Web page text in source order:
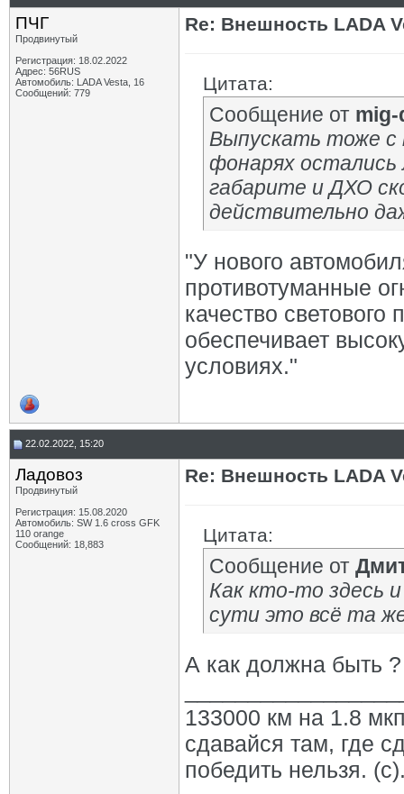
ПЧГ
Продвинутый
Регистрация: 18.02.2022
Адрес: 56RUS
Автомобиль: LADA Vesta, 16
Сообщений: 779
Re: Внешность LADA
Цитата:
Сообщение от
Выпускать тоже с
фонарях
габарите и ДХО
действительно
"У нового
противотуманные
качество светового
обеспечивает
условиях."
22.02.2022, 15:20
Ладовоз
Продвинутый
Регистрация: 15.08.2020
Автомобиль: SW 1.6 cross GFK
110 orange
Сообщений: 18,883
Re: Внешность LADA
Цитата:
Сообщение от
Как кто-то здесь
сути это всё та
А как должна быть
133000 км на 1.8
сдавайся там, где
победить нельзя.